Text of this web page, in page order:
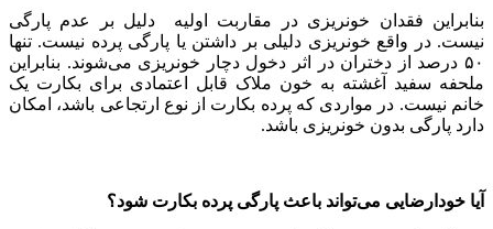
بنابراین فقدان خونریزی در مقاربت اولیه دلیل بر عدم پارگی
نیست. در واقع خونریزی دلیلی بر داشتن یا پارگی پرده نیست. تنها
۵۰ درصد از دختران در اثر دخول دچار خونریزی می‌شوند. بنابراین
ملحفه سفید آغشته به خون ملاک قابل اعتمادی برای بکارت یک
خانم نیست. در مواردی که پرده بکارت از نوع ارتجاعی باشد، امکان
دارد پارگی بدون خونریزی باشد.
آیا خودارضایی می‌تواند باعث پارگی پرده بکارت شود؟